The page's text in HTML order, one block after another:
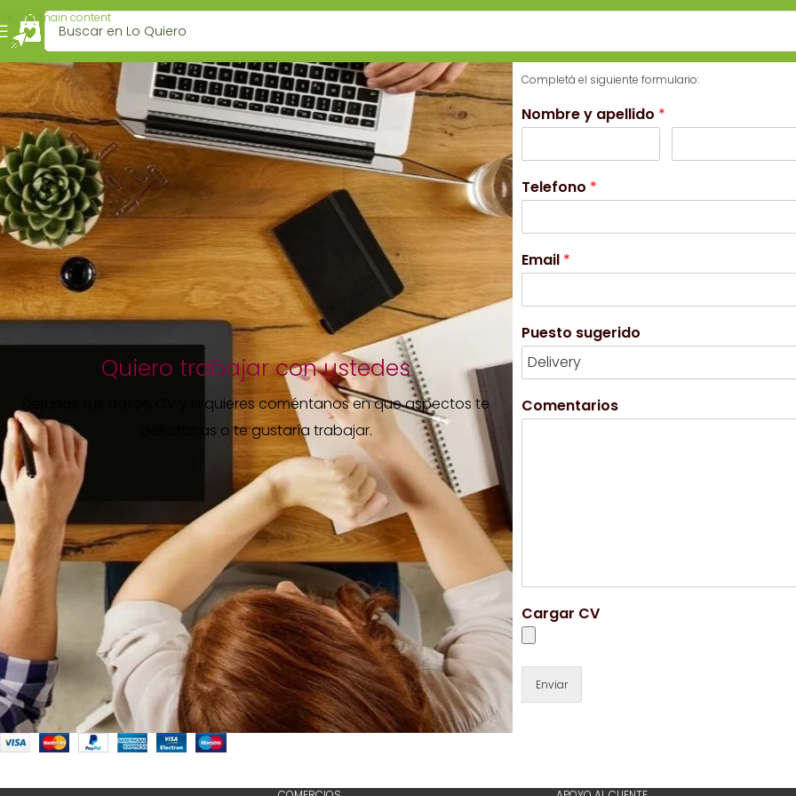
Skip to main content
Quiero trabajar con ustedes
Déjanos tus datos, CV y si quieres coméntanos en que aspectos te
desatacas o te gustaría trabajar.
Completá el siguiente formulario:
Nombre y apellido *
Telefono *
Email *
Puesto sugerido
Comentarios
Cargar CV
Enviar